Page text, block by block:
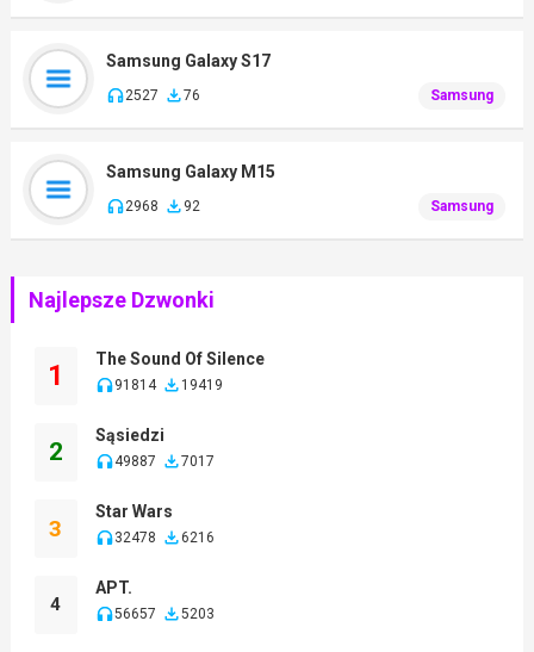
Samsung Galaxy S17
2527 76 Samsung
Samsung Galaxy M15
2968 92 Samsung
Najlepsze Dzwonki
1
The Sound Of Silence
91814 19419
2
Sąsiedzi
49887 7017
3
Star Wars
32478 6216
4
APT.
56657 5203